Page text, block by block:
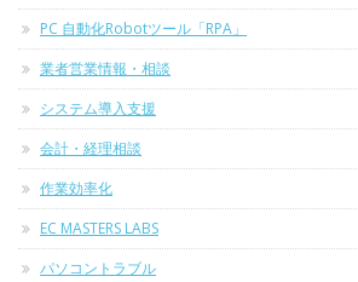
PC 自動化Robotツール「RPA」
業者営業情報・相談
システム導入支援
会計・経理相談
作業効率化
EC MASTERS LABS
パソコントラブル